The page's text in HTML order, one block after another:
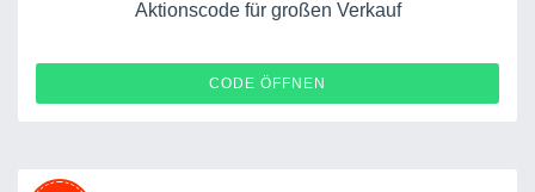
Aktionscode für großen Verkauf
CODE ÖFFNEN